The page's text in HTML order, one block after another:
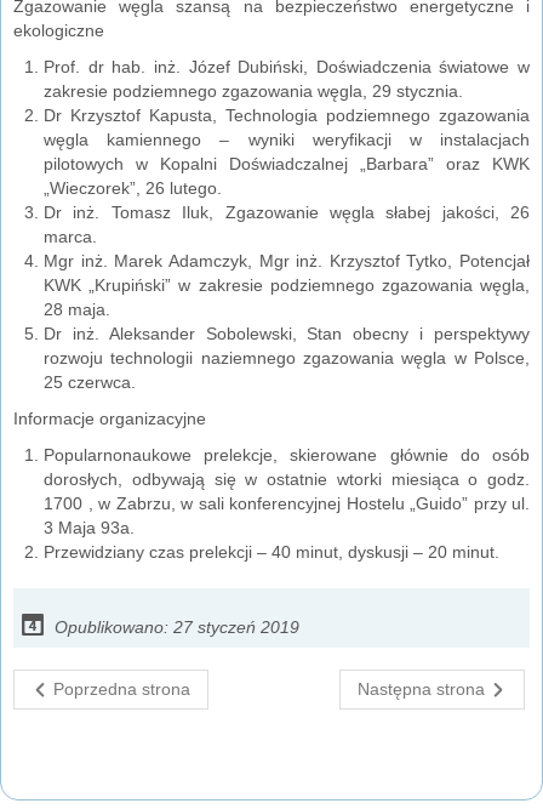
Zgazowanie węgla szansą na bezpieczeństwo energetyczne i
ekologiczne
Prof. dr hab. inż. Józef Dubiński, Doświadczenia światowe w
zakresie podziemnego zgazowania węgla, 29 stycznia.
Dr Krzysztof Kapusta, Technologia podziemnego zgazowania
węgla kamiennego – wyniki weryfikacji w instalacjach
pilotowych w Kopalni Doświadczalnej „Barbara” oraz KWK
„Wieczorek”, 26 lutego.
Dr inż. Tomasz Iluk, Zgazowanie węgla słabej jakości, 26
marca.
Mgr inż. Marek Adamczyk, Mgr inż. Krzysztof Tytko, Potencjał
KWK „Krupiński” w zakresie podziemnego zgazowania węgla,
28 maja.
Dr inż. Aleksander Sobolewski, Stan obecny i perspektywy
rozwoju technologii naziemnego zgazowania węgla w Polsce,
25 czerwca.
Informacje organizacyjne
Popularnonaukowe prelekcje, skierowane głównie do osób
dorosłych, odbywają się w ostatnie wtorki miesiąca o godz.
1700 , w Zabrzu, w sali konferencyjnej Hostelu „Guido” przy ul.
3 Maja 93a.
Przewidziany czas prelekcji – 40 minut, dyskusji – 20 minut.
Opublikowano: 27 styczeń 2019
Poprzedna strona Następna strona